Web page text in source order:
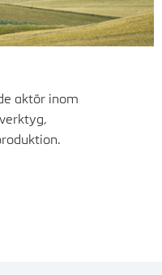
aktör inom